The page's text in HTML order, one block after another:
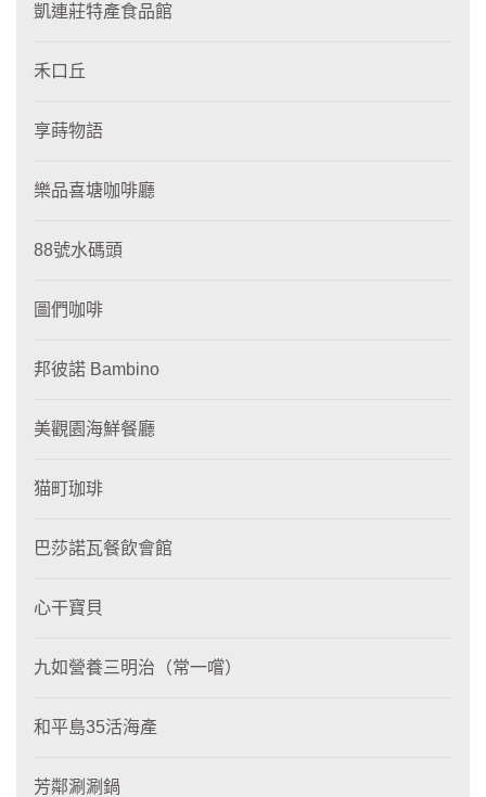
凱連莊特產食品館
禾口丘
享蒔物語
樂品喜塘咖啡廳
88號水碼頭
圖們咖啡
邦彼諾 Bambino
美觀園海鮮餐廳
猫町珈琲
巴莎諾瓦餐飲會館
心干寶貝
九如營養三明治（常一嚐）
和平島35活海產
芳鄰涮涮鍋